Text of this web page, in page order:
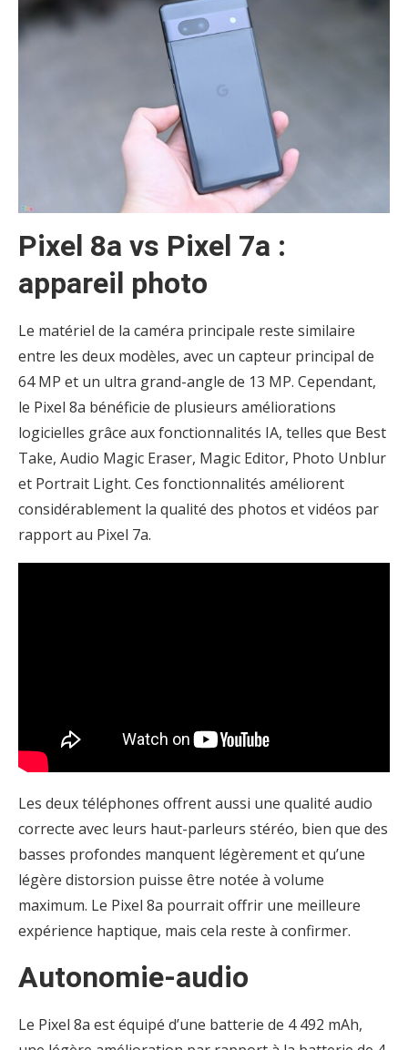
Pixel 8a vs Pixel 7a :
appareil photo
Le matériel de la caméra principale reste similaire
entre les deux modèles, avec un capteur principal de
64 MP et un ultra grand-angle de 13 MP. Cependant,
le Pixel 8a bénéficie de plusieurs améliorations
logicielles grâce aux fonctionnalités IA, telles que Best
Take, Audio Magic Eraser, Magic Editor, Photo Unblur
et Portrait Light. Ces fonctionnalités améliorent
considérablement la qualité des photos et vidéos par
rapport au Pixel 7a.
Les deux téléphones offrent aussi une qualité audio
correcte avec leurs haut-parleurs stéréo, bien que des
basses profondes manquent légèrement et qu’une
légère distorsion puisse être notée à volume
maximum. Le Pixel 8a pourrait offrir une meilleure
expérience haptique, mais cela reste à confirmer.
Autonomie-audio
Le Pixel 8a est équipé d’une batterie de 4 492 mAh,